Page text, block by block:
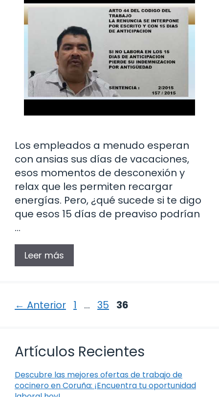
Los empleados a menudo esperan
con ansias sus días de vacaciones,
esos momentos de desconexión y
relax que les permiten recargar
energías. Pero, ¿qué sucede si te digo
que esos 15 días de preaviso podrían
…
Leer más
← Anterior Página
1 … Página
35 Página
36
Artículos Recientes
Descubre las mejores ofertas de trabajo de
cocinero en Coruña: ¡Encuentra tu oportunidad